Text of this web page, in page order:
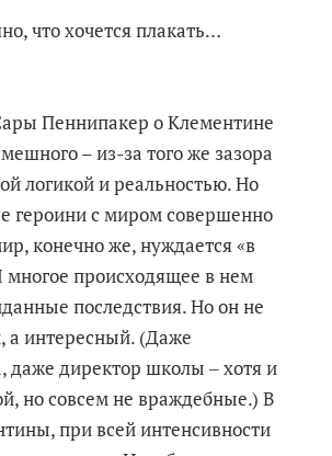
что хочется плакать…
Пеннипакер о Клементине
– из-за того же зазора
логикой и реальностью. Но
героини с миром совершенно
конечно же, нуждается «в
многое происходящее в нем
последствия. Но он не
а интересный. (Даже
даже директор школы ‒ хотя и
но совсем не враждебные.) В
при всей интенсивности